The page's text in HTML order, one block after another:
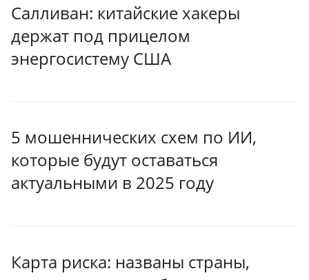
Салливан: китайские хакеры
держат под прицелом
энергосистему США
5 мошеннических схем по ИИ,
которые будут оставаться
актуальными в 2025 году
Карта риска: названы страны,